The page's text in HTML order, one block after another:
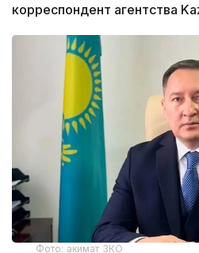
корреспондент агентства
Фото: акимат ЗКО